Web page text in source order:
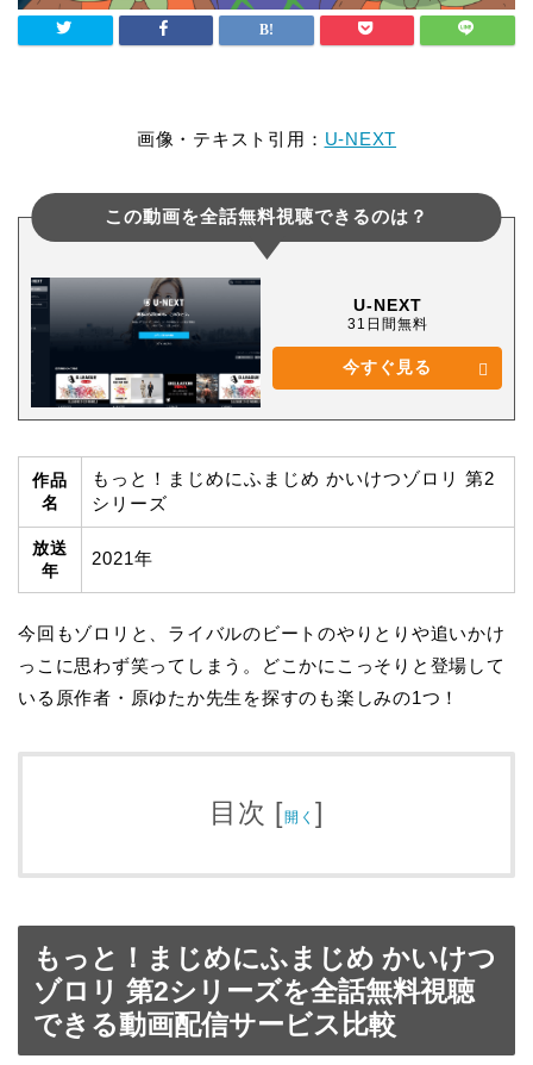
画像・テキスト引用： U-NEXT
この動画を全話無料視聴できるのは？
U-NEXT
31日間無料
今すぐ見る
作品
名
もっと！まじめにふまじめ かいけつゾロリ 第2
シリーズ
放送
年
2021年
今回もゾロリと、ライバルのビートのやりとりや追いかけ
っこに思わず笑ってしまう。どこかにこっそりと登場して
いる原作者・原ゆたか先生を探すのも楽しみの1つ！
目次 [開く ]
もっと！まじめにふまじめ かいけつ
ゾロリ 第2シリーズを全話無料視聴
できる動画配信サービス比較